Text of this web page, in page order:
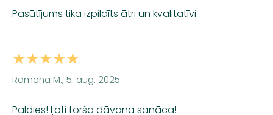
Pasūtījums tika izpildīts ātri un kvalitatīvi.
★★★★★
Ramona M., 5. aug. 2025
Paldies! Ļoti forša dāvana sanāca!